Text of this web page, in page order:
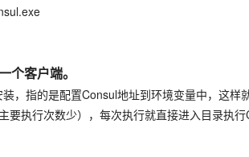
个客户端。
，指的是配置Consul地址到环境变量中，这
要执行次数少），每次执行就直接进入目录执